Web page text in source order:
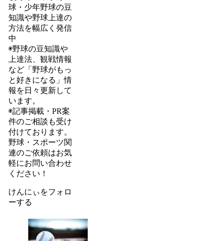
球・少年野球の豆
知識や野球上達の
方法を幅広く発信
中
◉野球の豆知識や
上達法、観戦情報
など「野球がもっ
と好きになる」情
報を日々更新して
います。
◉記事掲載・PR案
件のご相談も受け
付けております。
野球・スポーツ関
連のご依頼はお気
軽にお問い合わせ
ください！
けんにぃをフォロ
ーする